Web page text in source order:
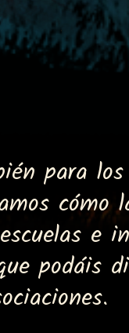
para
cómo
e
podáis